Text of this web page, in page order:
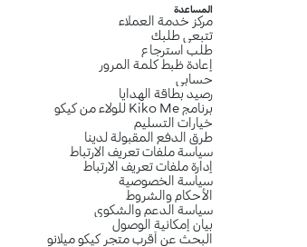
المساعدة
مركز خدمة العملاء
تتبعي طلبك
طلب استرجاع
إعادة ظبط كلمة المرور
حسابي
رصيد بطاقة الهدايا
برنامج Kiko Me للولاء من كيكو
خيارات التسليم
طرق الدفع المقبولة لدينا
سياسة ملفات تعريف الارتباط
إدارة ملفات تعريف الارتباط
سياسة الخصوصية
الأحكام والشروط
سياسة الدعم والشكوى
بيان إمكانية الوصول
البحث عن أقرب متجر كيكو ميلانو